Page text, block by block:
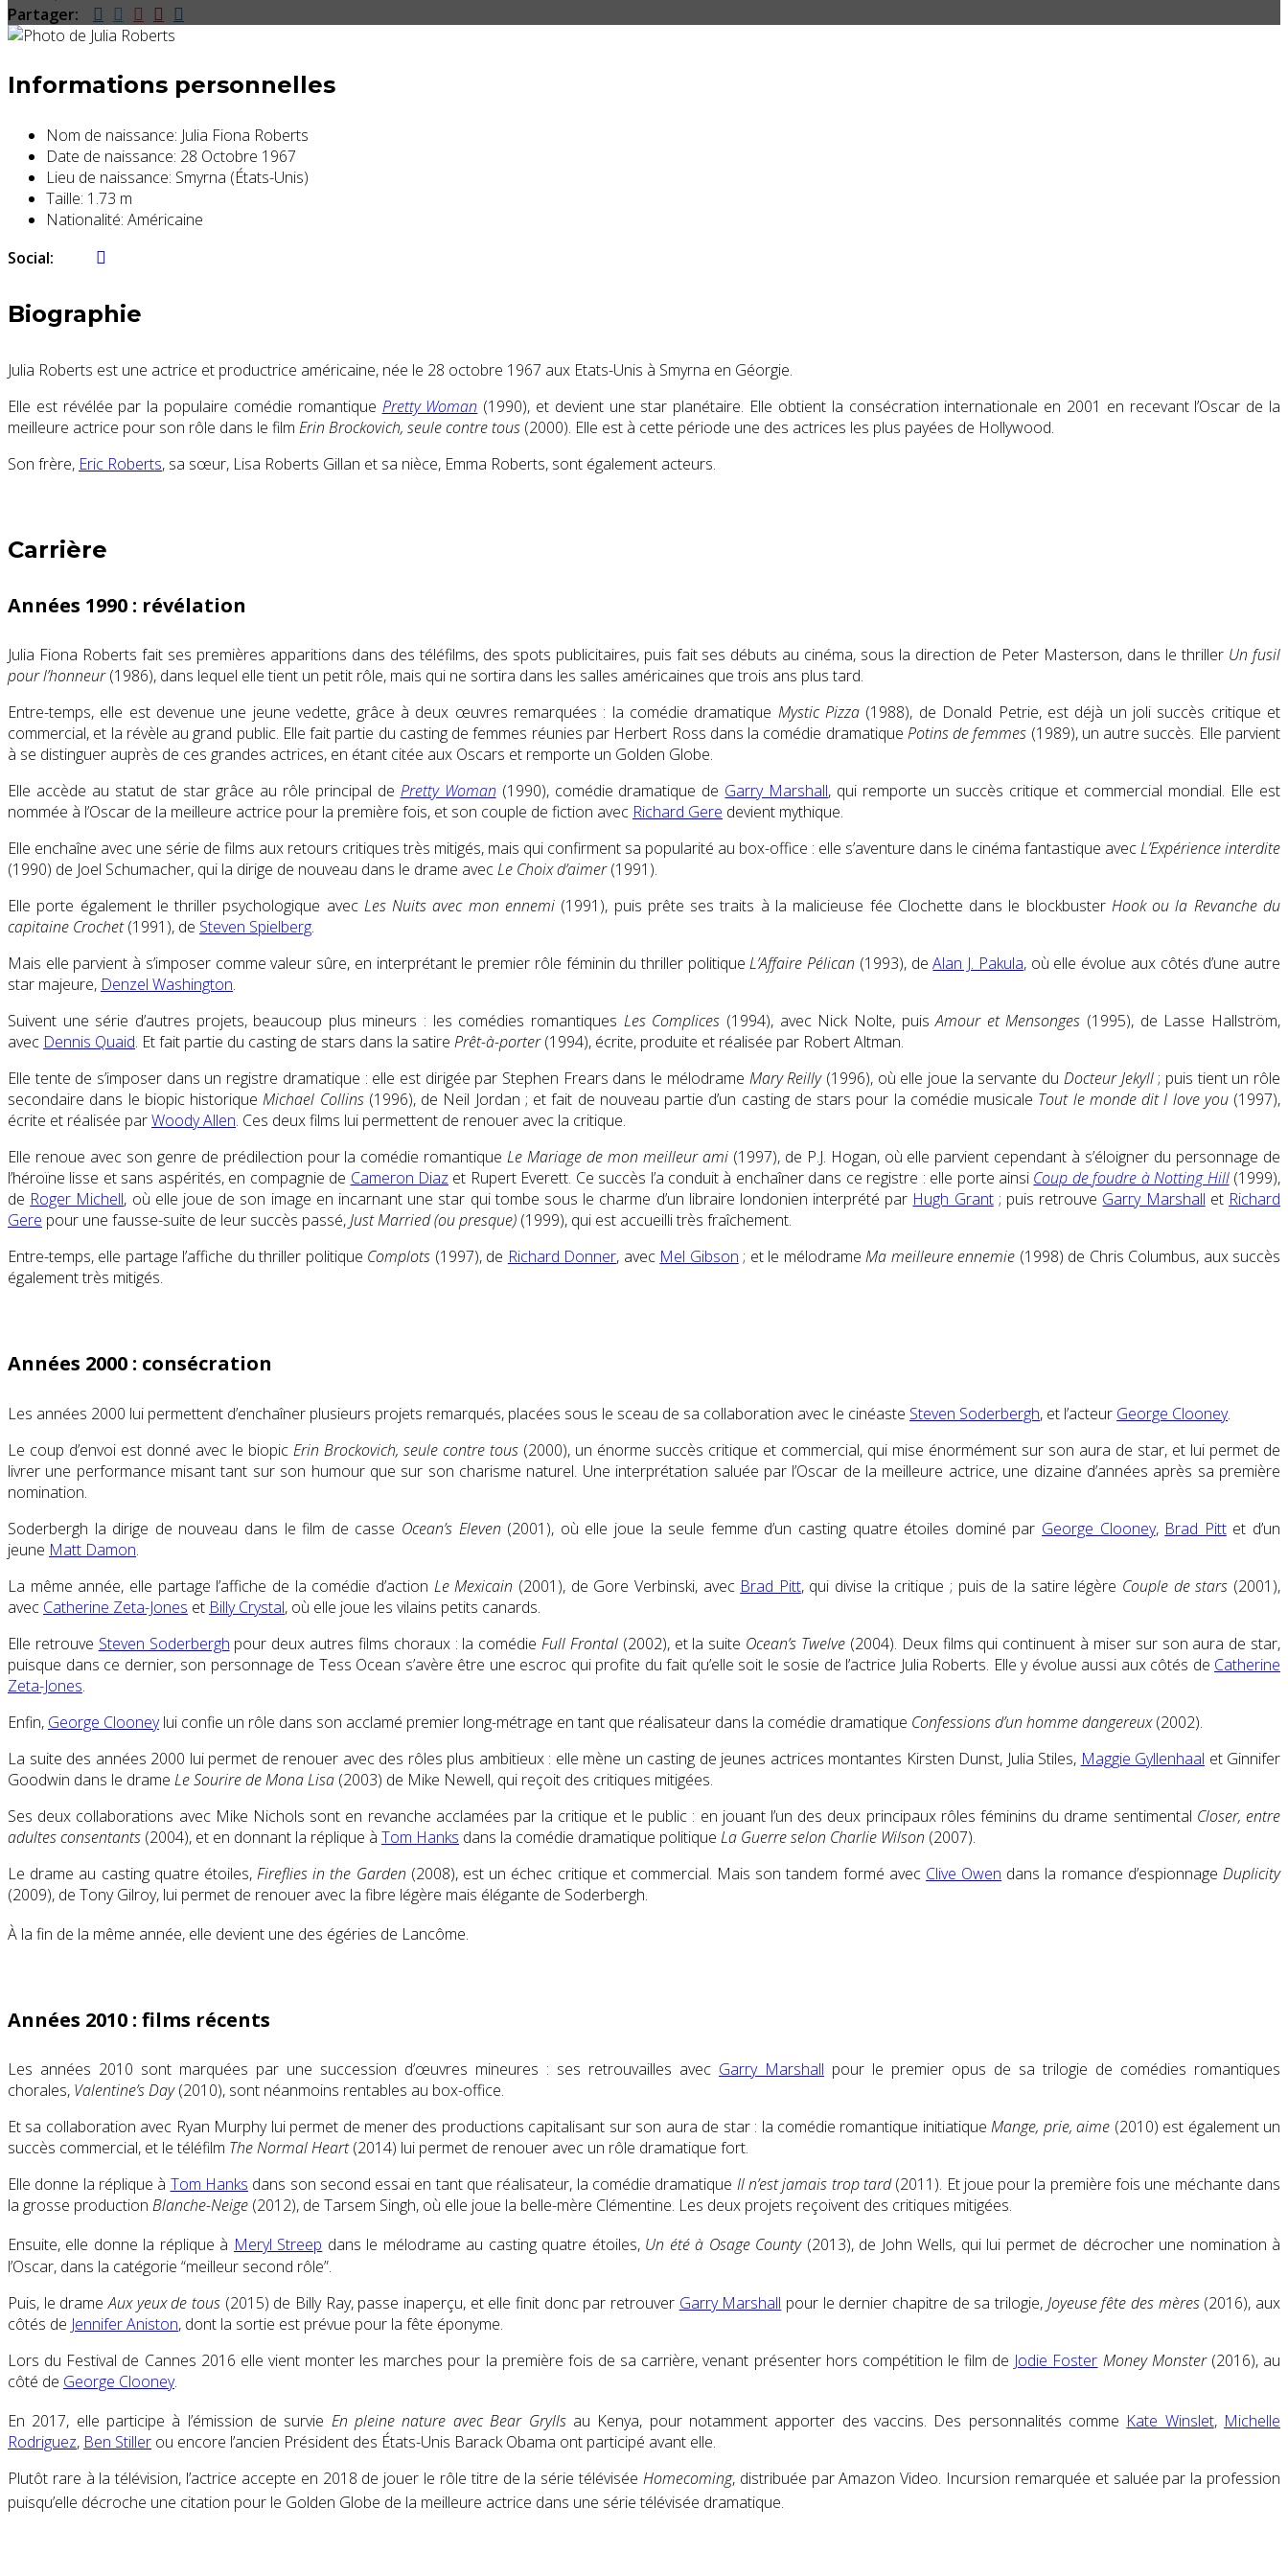
Partager:
Informations personnelles
Nom de naissance: Julia Fiona Roberts
Date de naissance: 28 Octobre 1967
Lieu de naissance: Smyrna (États-Unis)
Taille: 1.73 m
Nationalité: Américaine
Social:
Biographie
Julia Roberts est une actrice et productrice américaine, née le 28 octobre 1967 aux Etats-Unis à Smyrna en Géorgie.
Elle est révélée par la populaire comédie romantique Pretty Woman (1990), et devient une star planétaire. Elle obtient la consécration internationale en 2001 en recevant l’Oscar de la
meilleure actrice pour son rôle dans le film Erin Brockovich, seule contre tous (2000). Elle est à cette période une des actrices les plus payées de Hollywood.
Son frère, Eric Roberts, sa sœur, Lisa Roberts Gillan et sa nièce, Emma Roberts, sont également acteurs.
Carrière
Années 1990 : révélation
Julia Fiona Roberts fait ses premières apparitions dans des téléfilms, des spots publicitaires, puis fait ses débuts au cinéma, sous la direction de Peter Masterson, dans le thriller Un fusil
pour l’honneur(1986), dans lequel elle tient un petit rôle, mais qui ne sortira dans les salles américaines que trois ans plus tard.
Entre-temps, elle est devenue une jeune vedette, grâce à deux œuvres remarquées : la comédie dramatique Mystic Pizza (1988), de Donald Petrie, est déjà un joli succès critique et
commercial, et la révèle au grand public. Elle fait partie du casting de femmes réunies par Herbert Ross dans la comédie dramatique Potins de femmes (1989), un autre succès. Elle parvient
à se distinguer auprès de ces grandes actrices, en étant citée aux Oscars et remporte un Golden Globe.
Elle accède au statut de star grâce au rôle principal de Pretty Woman (1990), comédie dramatique de Garry Marshall, qui remporte un succès critique et commercial mondial. Elle est
nommée à l’Oscar de la meilleure actrice pour la première fois, et son couple de fiction avec Richard Gere devient mythique.
Elle enchaîne avec une série de films aux retours critiques très mitigés, mais qui confirment sa popularité au box-office : elle s’aventure dans le cinéma fantastique avecL’Expérience interdite
(1990) de Joel Schumacher, qui la dirige de nouveau dans le drame avecLe Choix d’aimer(1991).
Elle porte également le thriller psychologique avec Les Nuits avec mon ennemi (1991), puis prête ses traits à la malicieuse fée Clochette dans le blockbuster Hook ou la Revanche du
capitaine Crochet(1991), de Steven Spielberg.
Mais elle parvient à s’imposer comme valeur sûre, en interprétant le premier rôle féminin du thriller politiqueL’Affaire Pélican (1993), deAlan J. Pakula, où elle évolue aux côtés d’une autre
star majeure, Denzel Washington.
Suivent une série d’autres projets, beaucoup plus mineurs : les comédies romantiques Les Complices (1994), avec Nick Nolte, puisAmour et Mensonges (1995), de Lasse Hallström,
avec Dennis Quaid. Et fait partie du casting de stars dans la satire Prêt-à-porter(1994), écrite, produite et réalisée par Robert Altman.
Elle tente de s’imposer dans un registre dramatique : elle est dirigée par Stephen Frears dans le mélodrame Mary Reilly(1996), où elle joue la servante du Docteur Jekyll; puis tient un rôle
secondaire dans le biopic historiqueMichael Collins(1996), de Neil Jordan ; et fait de nouveau partie d’un casting de stars pour la comédie musicale Tout le monde dit I love you(1997),
écrite et réalisée parWoody Allen. Ces deux films lui permettent de renouer avec la critique.
Elle renoue avec son genre de prédilection pour la comédie romantiqueLe Mariage de mon meilleur ami(1997), de P.J. Hogan, où elle parvient cependant à s’éloigner du personnage de
l’héroïne lisse et sans aspérités, en compagnie de Cameron Diaz et Rupert Everett. Ce succès l’a conduit à enchaîner dans ce registre : elle porte ainsi Coup de foudre à Notting Hill(1999),
de Roger Michell, où elle joue de son image en incarnant une star qui tombe sous le charme d’un libraire londonien interprété par Hugh Grant; puis retrouve Garry Marshall et Richard
Gere pour une fausse-suite de leur succès passé,Just Married (ou presque) (1999), qui est accueilli très fraîchement.
Entre-temps, elle partage l’affiche du thriller politique Complots (1997), de Richard Donner, avec Mel Gibson ; et le mélodrameMa meilleure ennemie (1998) de Chris Columbus, aux succès
également très mitigés.
Années 2000 : consécration
Les années 2000 lui permettent d’enchaîner plusieurs projets remarqués, placées sous le sceau de sa collaboration avec le cinéaste Steven Soderbergh, et l’acteur George Clooney.
Le coup d’envoi est donné avec le biopic Erin Brockovich, seule contre tous (2000), un énorme succès critique et commercial, qui mise énormément sur son aura de star, et lui permet de
livrer une performance misant tant sur son humour que sur son charisme naturel. Une interprétation saluée par l’Oscar de la meilleure actrice, une dizaine d’années après sa première
nomination.
Soderbergh la dirige de nouveau dans le film de casse Ocean’s Eleven (2001), où elle joue la seule femme d’un casting quatre étoiles dominé par George Clooney, Brad Pittet d’un
jeune Matt Damon.
La même année, elle partage l’affiche de la comédie d’action Le Mexicain (2001), de Gore Verbinski, avec Brad Pitt, qui divise la critique ; puis de la satire légère Couple de stars (2001),
avec Catherine Zeta-Jones et Billy Crystal, où elle joue les vilains petits canards.
Elle retrouve Steven Soderbergh pour deux autres films choraux : la comédieFull Frontal(2002), et la suite Ocean’s Twelve(2004). Deux films qui continuent à miser sur son aura de star,
puisque dans ce dernier, son personnage de Tess Ocean s’avère être une escroc qui profite du fait qu’elle soit le sosie de l’actrice Julia Roberts. Elle y évolue aussi aux côtés de Catherine
Zeta-Jones.
Enfin, George Clooneylui confie un rôle dans son acclamé premier long-métrage en tant que réalisateur dans la comédie dramatique Confessions d’un homme dangereux(2002).
La suite des années 2000 lui permet de renouer avec des rôles plus ambitieux : elle mène un casting de jeunes actrices montantes Kirsten Dunst, Julia Stiles, Maggie Gyllenhaal et Ginnifer
Goodwin dans le drame Le Sourire de Mona Lisa (2003) de Mike Newell, qui reçoit des critiques mitigées.
Ses deux collaborations avec Mike Nichols sont en revanche acclamées par la critique et le public : en jouant l’un des deux principaux rôles féminins du drame sentimental Closer, entre
adultes consentants (2004), et en donnant la réplique à Tom Hanks dans la comédie dramatique politique La Guerre selon Charlie Wilson (2007).
Le drame au casting quatre étoiles,Fireflies in the Garden (2008), est un échec critique et commercial. Mais son tandem formé avec Clive Owen dans la romance d’espionnageDuplicity
(2009), de Tony Gilroy, lui permet de renouer avec la fibre légère mais élégante de Soderbergh.
À la fin de la même année, elle devient une des égéries de Lancôme.
Années 2010 : films récents
Les années 2010 sont marquées par une succession d’œuvres mineures : ses retrouvailles avec Garry Marshall pour le premier opus de sa trilogie de comédies romantiques
chorales, Valentine’s Day(2010), sont néanmoins rentables au box-office.
Et sa collaboration avec Ryan Murphy lui permet de mener des productions capitalisant sur son aura de star : la comédie romantique initiatiqueMange, prie, aime (2010) est également un
succès commercial, et le téléfilm The Normal Heart(2014) lui permet de renouer avec un rôle dramatique fort.
Elle donne la réplique à Tom Hanks dans son second essai en tant que réalisateur, la comédie dramatique Il n’est jamais trop tard(2011). Et joue pour la première fois une méchante dans
la grosse production Blanche-Neige (2012), de Tarsem Singh, où elle joue la belle-mère Clémentine. Les deux projets reçoivent des critiques mitigées.
Ensuite, elle donne la réplique à Meryl Streep dans le mélodrame au casting quatre étoiles, Un été à Osage County(2013), de John Wells, qui lui permet de décrocher une nomination à
l’Oscar, dans la catégorie “meilleur second rôle”.
Puis, le drameAux yeux de tous (2015) de Billy Ray, passe inaperçu, et elle finit donc par retrouver Garry Marshall pour le dernier chapitre de sa trilogie, Joyeuse fête des mères(2016), aux
côtés de Jennifer Aniston, dont la sortie est prévue pour la fête éponyme.
Lors du Festival de Cannes 2016 elle vient monter les marches pour la première fois de sa carrière, venant présenter hors compétition le film de Jodie Foster Money Monster(2016), au
côté de George Clooney.
En 2017, elle participe à l’émission de survie En pleine nature avec Bear Gryllsau Kenya, pour notamment apporter des vaccins. Des personnalités comme Kate Winslet, Michelle
Rodriguez, Ben Stiller ou encore l’ancien Président des États-Unis Barack Obama ont participé avant elle.
Plutôt rare à la télévision, l’actrice accepte en 2018 de jouer le rôle titre de la série télévisée Homecoming, distribuée par Amazon Video. Incursion remarquée et saluée par la profession
puisqu’elle décroche une citation pour le Golden Globe de la meilleure actrice dans une série télévisée dramatique.